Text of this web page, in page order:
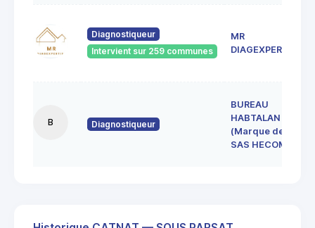
Diagnostiqueur
Intervient sur 259 communes
MR
DIAGEXPERTISE
B Diagnostiqueur
BUREAU
HABTALAN
(Marque de la
SAS HECOME)